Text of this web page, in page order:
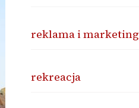
reklama i marketing
rekreacja